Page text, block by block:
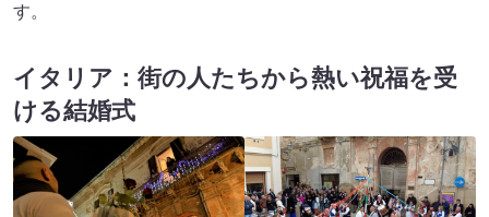
す。
イタリア：街の人たちから熱い祝福を受
ける結婚式